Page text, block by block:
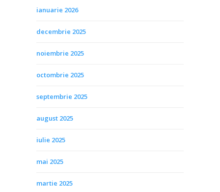
ianuarie 2026
decembrie 2025
noiembrie 2025
octombrie 2025
septembrie 2025
august 2025
iulie 2025
mai 2025
martie 2025